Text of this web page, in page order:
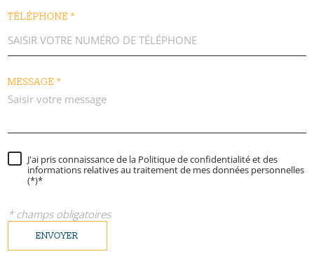
TÉLÉPHONE *
MESSAGE *
J'ai pris connaissance de la Politique de confidentialité et des
informations relatives au traitement de mes données personnelles
(*)*
* champs obligatoires
ENVOYER